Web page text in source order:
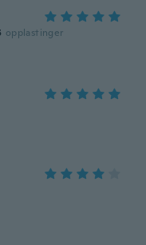
opplastinger